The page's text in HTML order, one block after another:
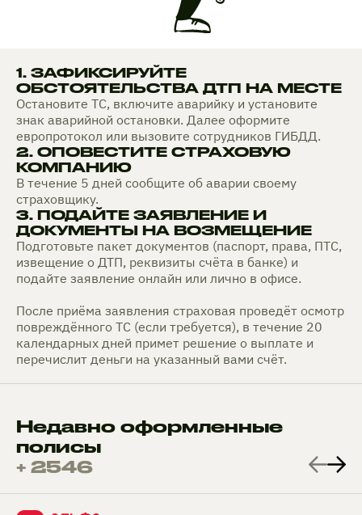
1. ЗАФИКСИРУЙТЕ
ОБСТОЯТЕЛЬСТВА ДТП НА МЕСТЕ
Остановите ТС, включите аварийку и установите
знак аварийной остановки. Далее оформите
европротокол или вызовите сотрудников ГИБДД.
2. ОПОВЕСТИТЕ СТРАХОВУЮ
КОМПАНИЮ
В течение 5 дней сообщите об аварии своему
страховщику.
3. ПОДАЙТЕ ЗАЯВЛЕНИЕ И
ДОКУМЕНТЫ НА ВОЗМЕЩЕНИЕ
Подготовьте пакет документов (паспорт, права, ПТС,
извещение о ДТП, реквизиты счёта в банке) и
подайте заявление онлайн или лично в офисе.
После приёма заявления страховая проведёт осмотр
повреждённого ТС (если требуется), в течение 20
календарных дней примет решение о выплате и
перечислит деньги на указанный вами счёт.
Недавно оформленные
полисы
+ 2546